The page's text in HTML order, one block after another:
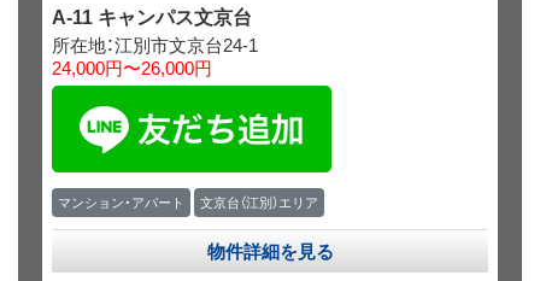
A-11 キャンパス文京台
所在地：江別市文京台24-1
24,000円〜26,000円
マンション・アパート 文京台（江別）エリア
物件詳細を見る